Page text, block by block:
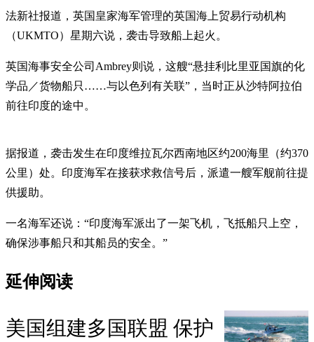
法新社报道，英国皇家海军管理的英国海上贸易行动机构
（UKMTO）星期六说，袭击导致船上起火。
英国海事安全公司Ambrey则说，这艘“悬挂利比里亚国旗的化
学品／货物船只……与以色列有关联”，当时正从沙特阿拉伯
前往印度的途中。
据报道，袭击发生在印度维拉瓦尔西南地区约200海里（约370
公里）处。印度海军在接获求救信号后，派遣一艘军舰前往提
供援助。
一名海军还说：“印度海军派出了一架飞机，飞抵船只上空，
确保涉事船只和其船员的安全。”
延伸阅读
美国组建多国联盟 保护